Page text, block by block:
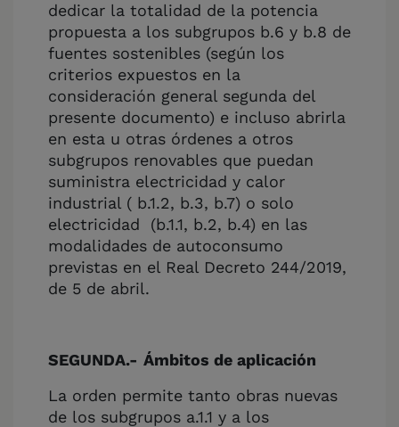
dedicar la totalidad de la potencia
propuesta a los subgrupos b.6 y b.8 de
fuentes sostenibles (según los
criterios expuestos en la
consideración general segunda del
presente documento) e incluso abrirla
en esta u otras órdenes a otros
subgrupos renovables que puedan
suministra electricidad y calor
industrial ( b.1.2, b.3, b.7) o solo
electricidad (b.1.1, b.2, b.4) en las
modalidades de autoconsumo
previstas en el Real Decreto 244/2019,
de 5 de abril.
SEGUNDA.- Ámbitos de aplicación
La orden permite tanto obras nuevas
de los subgrupos a.1.1 y a los